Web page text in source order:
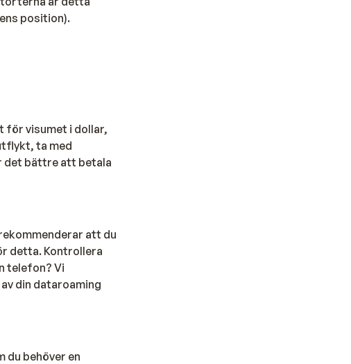
position).
för visumet i dollar,
ta med
det bättre att betala
att du
detta. Kontrollera
telefon? Vi
din dataroaming
du behöver en